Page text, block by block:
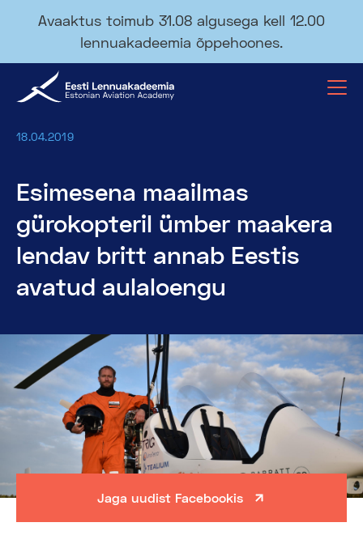
Avaaktus toimub 31.08 algusega kell 12.00
lennuakadeemia õppehoones.
18.04.2019
Esimesena maailmas
gürokopteril ümber maakera
lendav britt annab Eestis
avatud aulaloengu
Jaga uudist Facebookis